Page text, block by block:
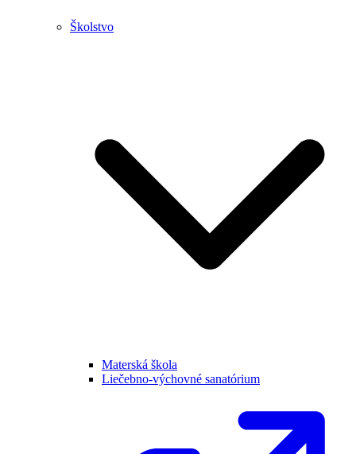
Školstvo
Materská škola
Liečebno-výchovné sanatórium